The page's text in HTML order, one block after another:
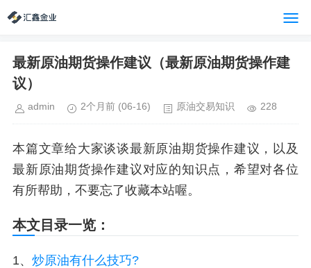
最新原油期货操作建议（最新原油期货操作建
议）
admin 2个月前 (06-16) 原油交易知识 228
本篇文章给大家谈谈最新原油期货操作建议，以及
最新原油期货操作建议对应的知识点，希望对各位
有所帮助，不要忘了收藏本站喔。
本文目录一览：
1、 炒原油有什么技巧?